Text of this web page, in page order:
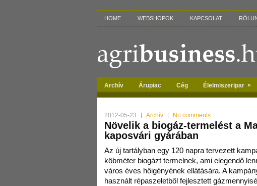
HOME WEBSHOPOK KAPCSOLAT
Archív Árupiac Cég Élelmiszeripar »
2012-05-23 Archív No comments
Növelik a biogáz-termelést a
kaposvári gyárában
Az új tartályban egy 120 napra tervezett
köbméter biogázt termelnek, ami elegendő
város éves hőigényének ellátására. A
használt répaszeletből fejlesztett